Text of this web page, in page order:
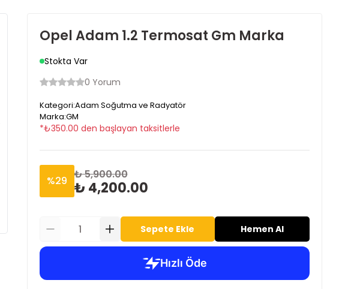
Opel Adam 1.2 Termosat Gm Marka
Stokta Var
0 Yorum
Kategori:Adam Soğutma ve Radyatör
Marka:GM
*₺350.00 den başlayan taksitlerle
%29 ₺ 5,900.00
₺ 4,200.00
Sepete Ekle Hemen Al